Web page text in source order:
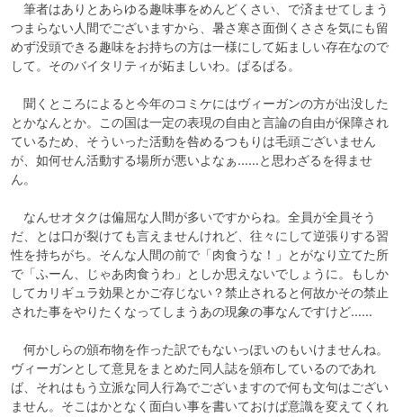
筆者はありとあらゆる趣味事をめんどくさい、で済ませてしまう
つまらない人間でございますから、暑さ寒さ面倒くささを気にも留
めず没頭できる趣味をお持ちの方は一様にして妬ましい存在なので
して。そのバイタリティが妬ましいわ。ぱるぱる。
聞くところによると今年のコミケにはヴィーガンの方が出没した
とかなんとか。この国は一定の表現の自由と言論の自由が保障され
ているため、そういった活動を咎めるつもりは毛頭ございません
が、如何せん活動する場所が悪いよなぁ……と思わざるを得ませ
ん。
なんせオタクは偏屈な人間が多いですからね。全員が全員そう
だ、とは口が裂けても言えませんけれど、往々にして逆張りする習
性を持ちがち。そんな人間の前で「肉食うな！」とがなり立てた所
で「ふーん、じゃあ肉食うわ」としか思えないでしょうに。もしか
してカリギュラ効果とかご存じない？禁止されると何故かその禁止
された事をやりたくなってしまうあの現象の事なんですけど……
何かしらの頒布物を作った訳でもないっぽいのもいけませんね。
ヴィーガンとして意見をまとめた同人誌を頒布しているのであれ
ば、それはもう立派な同人行為でございますので何も文句はござい
ません。そこはかとなく面白い事を書いておけば意識を変えてくれ